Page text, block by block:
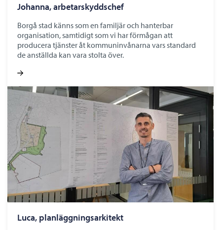
Johanna, arbetarskyddschef
Borgå stad känns som en familjär och hanterbar
organisation, samtidigt som vi har förmågan att
producera tjänster åt kommuninvånarna vars standard
de anställda kan vara stolta över.
Luca, planläggningsarkitekt